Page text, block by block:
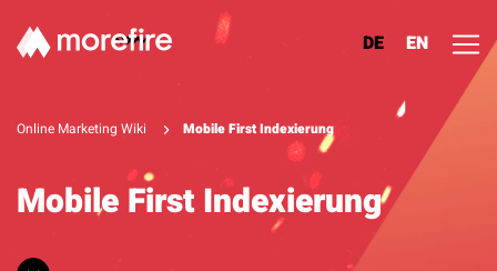
DE EN
Lösungen
Referenzen
Online Marketing Wiki Mobile First Indexierung
Mobile First Indexierung